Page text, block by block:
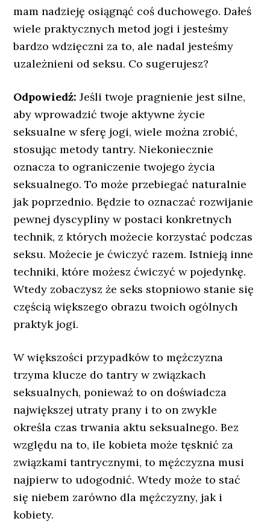
mam nadzieję osiągnąć coś duchowego. Dałeś
wiele praktycznych metod jogi i jesteśmy
bardzo wdzięczni za to, ale nadal jesteśmy
uzależnieni od seksu. Co sugerujesz?
Odpowiedź: Jeśli twoje pragnienie jest silne,
aby wprowadzić twoje aktywne życie
seksualne w sferę jogi, wiele można zrobić,
stosując metody tantry. Niekoniecznie
oznacza to ograniczenie twojego życia
seksualnego. To może przebiegać naturalnie
jak poprzednio. Będzie to oznaczać rozwijanie
pewnej dyscypliny w postaci konkretnych
technik, z których możecie korzystać podczas
seksu. Możecie je ćwiczyć razem. Istnieją inne
techniki, które możesz ćwiczyć w pojedynkę.
Wtedy zobaczysz że seks stopniowo stanie się
częścią większego obrazu twoich ogólnych
praktyk jogi.
W większości przypadków to mężczyzna
trzyma klucze do tantry w związkach
seksualnych, ponieważ to on doświadcza
największej utraty prany i to on zwykle
określa czas trwania aktu seksualnego. Bez
względu na to, ile kobieta może tęsknić za
związkami tantrycznymi, to mężczyzna musi
najpierw to udogodnić. Wtedy może to stać
się niebem zarówno dla mężczyzny, jak i
kobiety.